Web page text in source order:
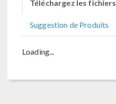
Téléchargez les fichiers
Suggestion de Produits
Loading...